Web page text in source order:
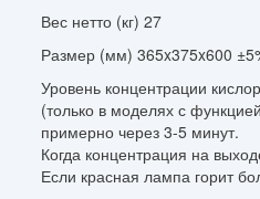
Вес нетто (кг) 27
Размер (мм) 365x375x600
Уровень концентрации
(только в моделях с
примерно через 3-5 минут.
Когда концентрация на
Если красная лампа горит